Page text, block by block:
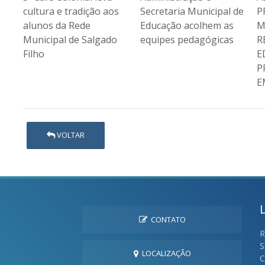
Secretaria Municipal de
Educação acolhem as
equipes pedagógicas
PROFESSORA JACI
MARIA LOPES
RECEBEM GIBIS
VOLTAR
CONTATO
LOCALIZAÇÃO